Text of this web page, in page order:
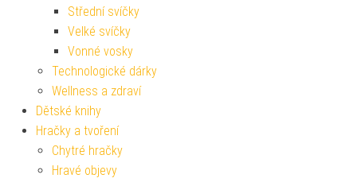
Střední svíčky
Velké svíčky
Vonné vosky
Technologické dárky
Wellness a zdraví
Dětské knihy
Hračky a tvoření
Chytré hračky
Hravé objevy